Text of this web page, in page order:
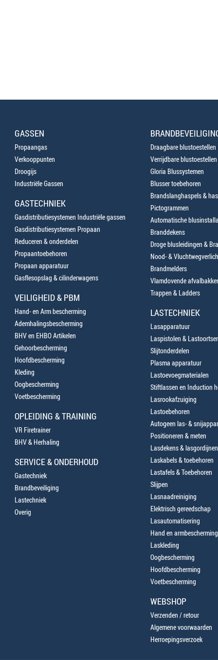
GASSEN
Propaangas
Verkooppunten
Droogijs
Industriële Gassen
GASTECHNIEK
Gasdistributiesystemen Industriële gassen
Gasdistributiesystemen Propaan
Reduceren & onderdelen
Propaantoebehoren
Propaan apparatuur
Gasflesopslag & cilinderwagens
VEILIGHEID & PBM
Hand- en Arm bescherming
Ademhalingsbescherming
BHV en EHBO Artikelen
Gehoorbescherming
Hoofdbescherming
Kleding
Oogbescherming
Voetbescherming
OPLEIDING & TRAINING
VR Firetrainer
BHV & Herhaling
SERVICE & ONDERHOUD
Gastechniek
Brandbeveiliging
Lastechniek
Overig
Draagbare blustoestellen
Verrijdbare blustoestellen
Gloria Blussystemen
Blusser toebehoren
Brandslanghaspels &
Pictogrammen
Automatische
Branddekens
Droge blusleidingen &
Nood- &
Brandmelders
Vlamdovende
Trappen & Ladders
LASTECHNIEK
Lasapparatuur
Laspistolen &
Slijtonderdelen
Plasma apparatuur
Lastoevoegmaterialen
Stiftlassen en Induction
Lasrookafzuiging
Lastoebehoren
Autogeen las- &
Positioneren & meten
Lasdekens & lasgordijnen
Laskabels & toebehoren
Lastafels & Toebehoren
Slijpen
Lasnaadreiniging
Elektrisch gereedschap
Lasautomatisering
Hand en armbescherming
Laskleding
Oogbescherming
Hoofdbescherming
Voetbescherming
WEBSHOP
Verzenden / retour
Algemene voorwaarden
Herroepingsverzoek